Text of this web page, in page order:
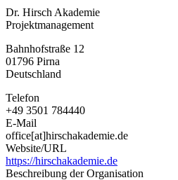
Hirsch
Akademie
Dr. Hirsch Akademie
Projektmanagement
Bahnhofstraße 12
01796 Pirna
Deutschland
Telefon
+49 3501 784440
E-Mail
office[at]hirschakademie.de
Website/URL
https://hirschakademie.de
Beschreibung der Organisation